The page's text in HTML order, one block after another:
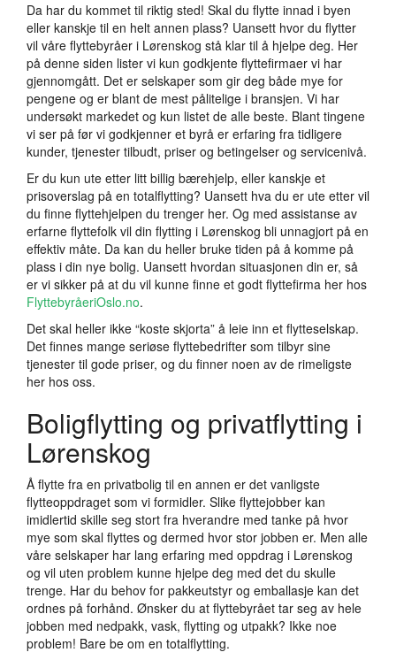
Da har du kommet til riktig sted! Skal du flytte innad i byen
eller kanskje til en helt annen plass? Uansett hvor du flytter
vil våre flyttebyråer i Lørenskog stå klar til å hjelpe deg. Her
på denne siden lister vi kun godkjente flyttefirmaer vi har
gjennomgått. Det er selskaper som gir deg både mye for
pengene og er blant de mest pålitelige i bransjen. Vi har
undersøkt markedet og kun listet de alle beste. Blant tingene
vi ser på før vi godkjenner et byrå er erfaring fra tidligere
kunder, tjenester tilbudt, priser og betingelser og servicenivå.
Er du kun ute etter litt billig bærehjelp, eller kanskje et
prisoverslag på en totalflytting? Uansett hva du er ute etter vil
du finne flyttehjelpen du trenger her. Og med assistanse av
erfarne flyttefolk vil din flytting i Lørenskog bli unnagjort på en
effektiv måte. Da kan du heller bruke tiden på å komme på
plass i din nye bolig. Uansett hvordan situasjonen din er, så
er vi sikker på at du vil kunne finne et godt flyttefirma her hos
FlyttebyråeriOslo.no.
Det skal heller ikke “koste skjorta” å leie inn et flytteselskap.
Det finnes mange seriøse flyttebedrifter som tilbyr sine
tjenester til gode priser, og du finner noen av de rimeligste
her hos oss.
Boligflytting og privatflytting i
Lørenskog
Å flytte fra en privatbolig til en annen er det vanligste
flytteoppdraget som vi formidler. Slike flyttejobber kan
imidlertid skille seg stort fra hverandre med tanke på hvor
mye som skal flyttes og dermed hvor stor jobben er. Men alle
våre selskaper har lang erfaring med oppdrag i Lørenskog
og vil uten problem kunne hjelpe deg med det du skulle
trenge. Har du behov for pakkeutstyr og emballasje kan det
ordnes på forhånd. Ønsker du at flyttebyrået tar seg av hele
jobben med nedpakk, vask, flytting og utpakk? Ikke noe
problem! Bare be om en totalflytting.